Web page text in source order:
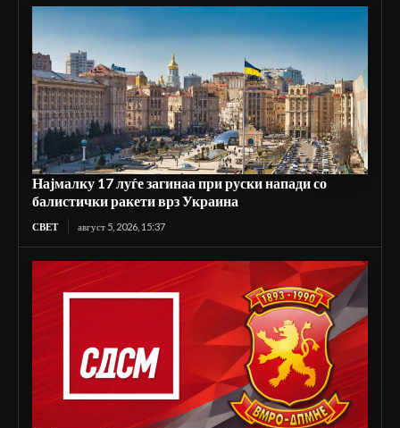
Најмалку 17 луѓе загинаа при руски напади со
балистички ракети врз Украина
СВЕТ август 5, 2026, 15:37